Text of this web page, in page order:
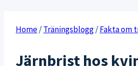
Home/Träningsblogg/Fakta om
Järnbrist hos